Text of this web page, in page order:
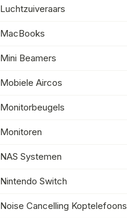
Luchtzuiveraars
MacBooks
Mini Beamers
Mobiele Aircos
Monitorbeugels
Monitoren
NAS Systemen
Nintendo Switch
Noise Cancelling Koptelefoons